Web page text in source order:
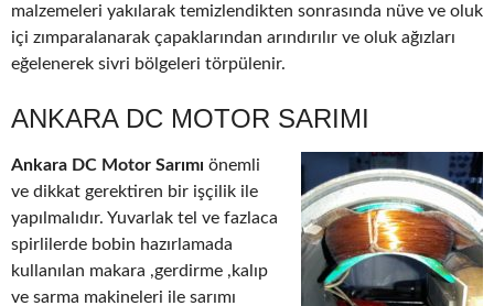
malzemeleri yakılarak temizlendikten sonrasında nüve ve oluk
içi zımparalanarak çapaklarından arındırılır ve oluk ağızları
eğelenerek sivri bölgeleri törpülenir.
ANKARA DC MOTOR SARIMI
Ankara DC Motor Sarımı önemli
ve dikkat gerektiren bir işçilik ile
yapılmalıdır. Yuvarlak tel ve fazlaca
spirlilerde bobin hazırlamada
kullanılan makara ,gerdirme ,kalıp
ve sarma makineleri ile sarımı